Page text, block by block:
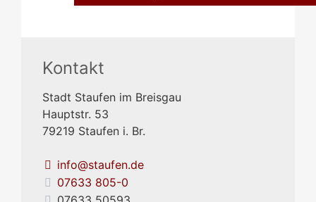
Kontakt
Stadt Staufen im Breisgau
Hauptstr. 53
79219 Staufen i. Br.
info@staufen.de
07633 805-0